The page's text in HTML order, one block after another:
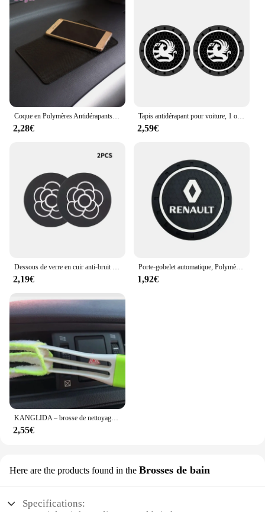
Coque en Polymères Antidérapants pour Renault Megane 2, Duster, Logan, Captur, Clio, décennie k3, Fluence, Kadjar, Sandero
2,28€
Tapis antidérapant pour voiture, 1 ou 2 pièces, fente de tasse d'eau, dessous de verre, décoration de voiture, étui d'accessoires pour Vauxhall Sandero Duster steway, style automobile
2,59€
Dessous de verre en cuir anti-bruit pour Dacia Duster Logan Sandero Lodgy Dokker Stepway Mcv 2 Solenza, coussin de tasse à eau, 1 pièce, 2 pièces
2,19€
Porte-gobelet automatique, Polymères non ald, Décoration intérieure de voiture pour Renault Megane 2 Duster Logan Captur Clio décennie k3 Fluence Kadjar, 1PC
1,92€
KANGLIDA – brosse de nettoyage de voiture, accessoires de voiture intérieur Double curseur, sortie de fenêtre de climatiseur Portable, outils de poussière de décoration
2,55€
Here are the products found in the Brosses de bain
Specifications: